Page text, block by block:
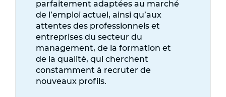
parfaitement adaptées au marché
de l’emploi actuel, ainsi qu’aux
attentes des professionnels et
entreprises du secteur du
management, de la formation et
de la qualité, qui cherchent
constamment à recruter de
nouveaux profils.